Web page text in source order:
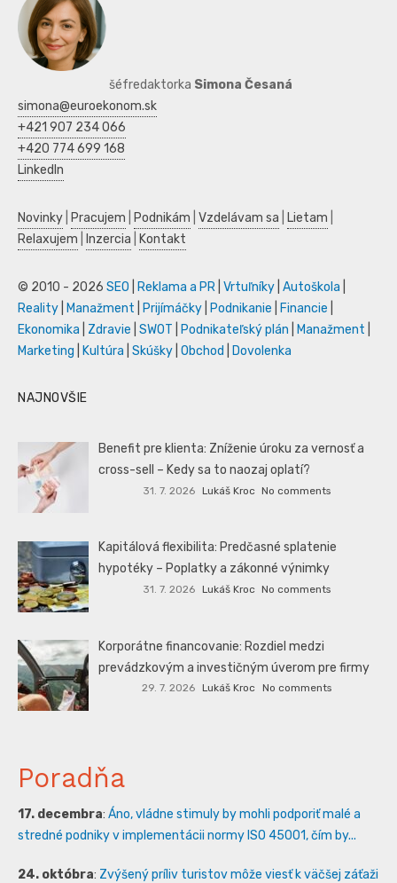
šéfredaktorka Simona Česaná
simona@euroekonom.sk
+421 907 234 066
+420 774 699 168
LinkedIn
Novinky Pracujem Podnikám Vzdelávam sa Lietam
Relaxujem
Inzercia Kontakt
© 2010 - 2026 SEO Reklama a PR Vrtuľníky Autoškola
Reality
Manažment Prijímáčky Podnikanie Financie
Ekonomika
Zdravie SWOT Podnikateľský plán Manažment
Marketing
Kultúra Skúšky Obchod Dovolenka
NAJNOVŠIE
Benefit pre klienta: Zníženie úroku za vernosť a
cross-sell – Kedy sa to naozaj oplatí?
31. 7. 2026 Lukáš Kroc No comments
Kapitálová flexibilita: Predčasné splatenie
hypotéky – Poplatky a zákonné výnimky
31. 7. 2026 Lukáš Kroc No comments
Korporátne financovanie: Rozdiel medzi
prevádzkovým a investičným úverom pre firmy
29. 7. 2026 Lukáš Kroc No comments
Poradňa
17. decembra: Áno, vládne stimuly by mohli podporiť malé a
stredné podniky v implementácii normy ISO 45001, čím by...
24. októbra: Zvýšený príliv turistov môže viesť k väčšej záťaži